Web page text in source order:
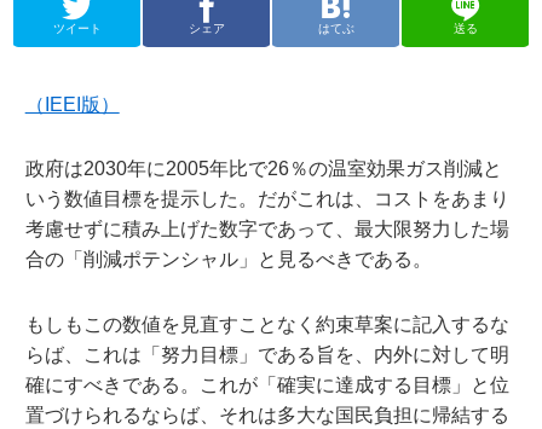
ツイート シェア はてぶ 送る
（IEEI版）
政府は2030年に2005年比で26％の温室効果ガス削減と
いう数値目標を提示した。だがこれは、コストをあまり
考慮せずに積み上げた数字であって、最大限努力した場
合の「削減ポテンシャル」と見るべきである。
もしもこの数値を見直すことなく約束草案に記入するな
らば、これは「努力目標」である旨を、内外に対して明
確にすべきである。これが「確実に達成する目標」と位
置づけられるならば、それは多大な国民負担に帰結する